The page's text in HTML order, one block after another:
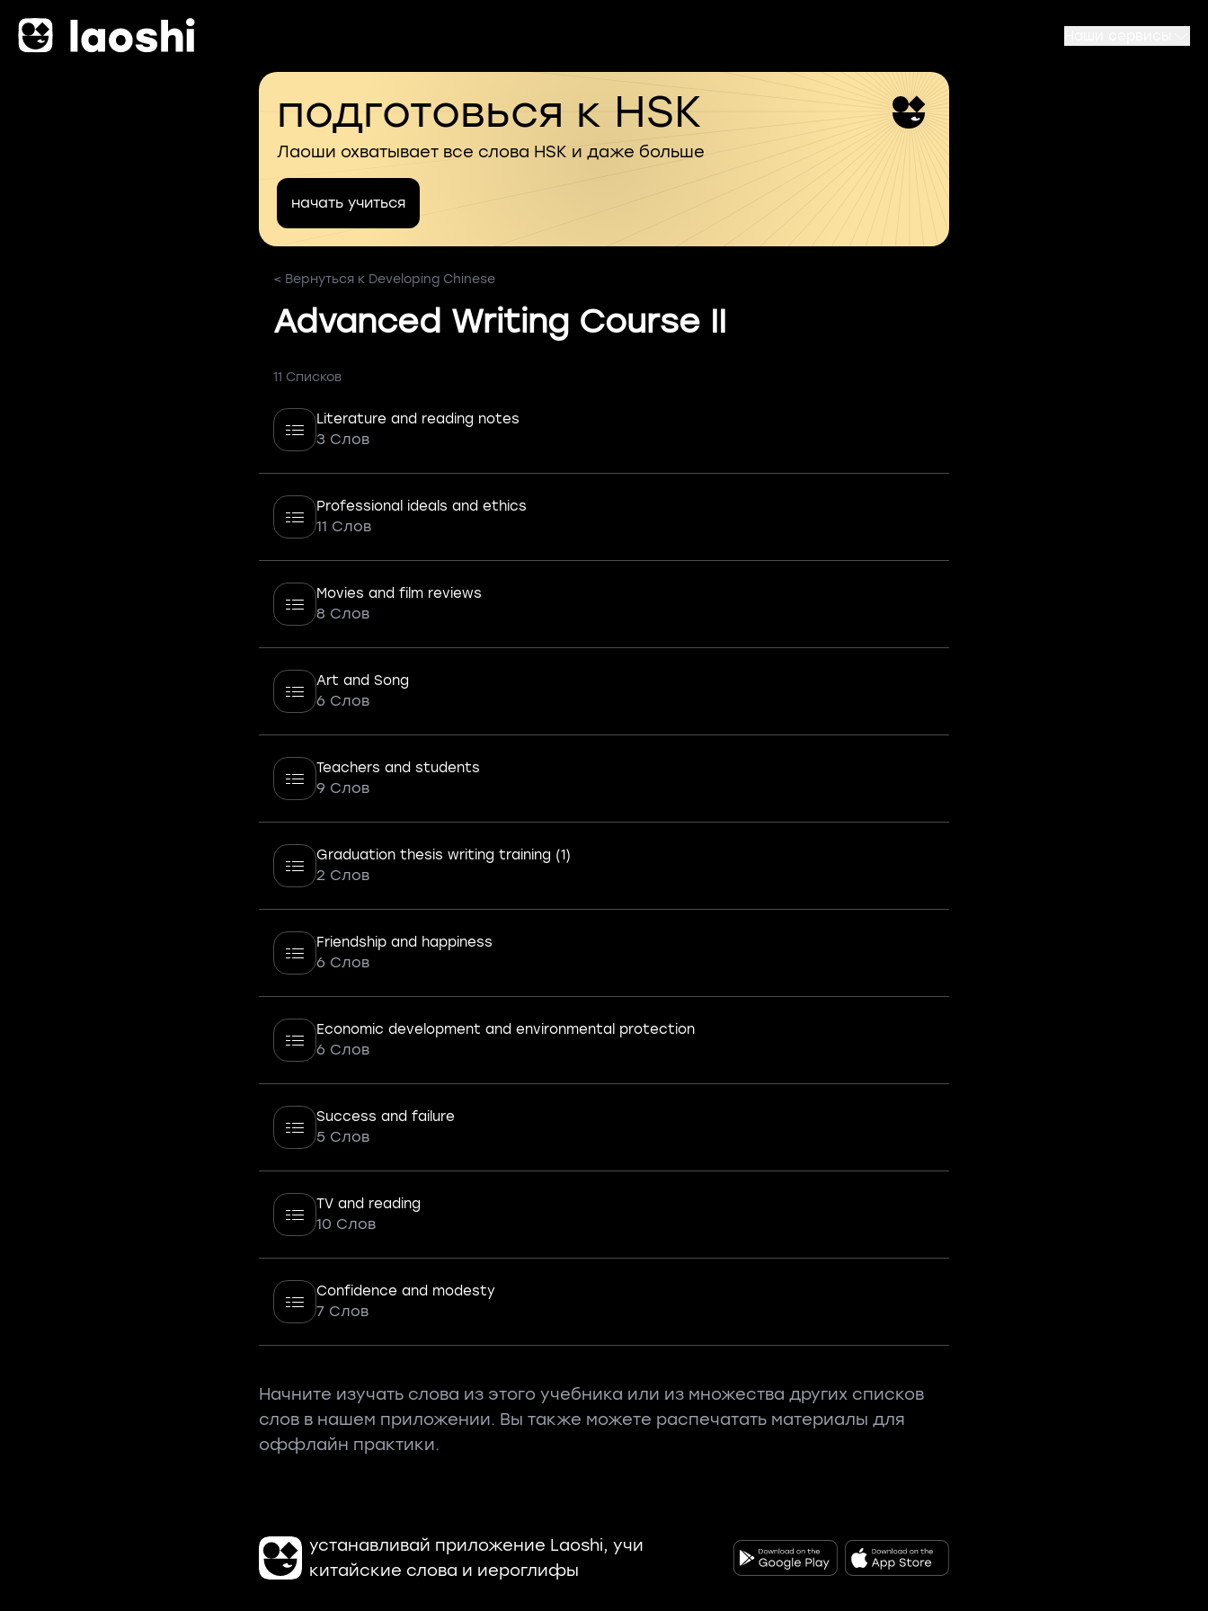
подготовься к HSK
Лаоши охватывает все слова HSK и даже больше
начать учиться
< Вернуться к Developing Chinese
Advanced Writing Course II
11 Списков
Literature and reading notes
3 Слов
Professional ideals and ethics
11 Слов
Movies and film reviews
8 Слов
Art and Song
6 Слов
Teachers and students
9 Слов
Graduation thesis writing training (1)
2 Слов
Friendship and happiness
6 Слов
Economic development and environmental protection
6 Слов
Success and failure
5 Слов
TV and reading
10 Слов
Confidence and modesty
7 Слов
Начните изучать слова из этого учебника или из множества других списков
слов в нашем приложении. Вы также можете распечатать материалы для
оффлайн практики.
устанавливай приложение Laoshi, учи
китайские слова и иероглифы